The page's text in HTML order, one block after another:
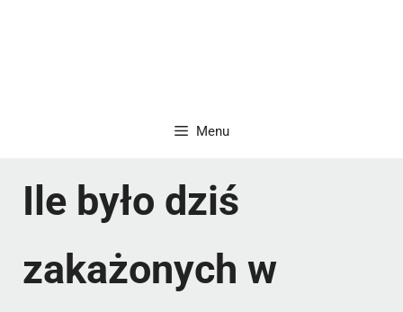
Menu
Ile było dziś
zakażonych w